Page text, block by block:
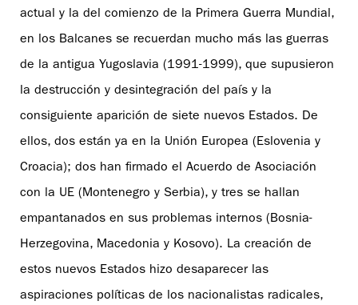
actual y la del comienzo de la Primera Guerra Mundial,
en los Balcanes se recuerdan mucho más las guerras
de la antigua Yugoslavia (1991-1999), que supusieron
la destrucción y desintegración del país y la
consiguiente aparición de siete nuevos Estados. De
ellos, dos están ya en la Unión Europea (Eslovenia y
Croacia); dos han firmado el Acuerdo de Asociación
con la UE (Montenegro y Serbia), y tres se hallan
empantanados en sus problemas internos (Bosnia-
Herzegovina, Macedonia y Kosovo). La creación de
estos nuevos Estados hizo desaparecer las
aspiraciones políticas de los nacionalistas radicales,